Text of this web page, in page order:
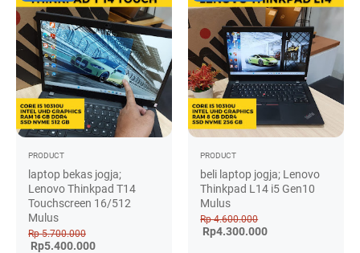
PRODUCT
laptop bekas jogja;
Lenovo Thinkpad T14
Touchscreen 16/512
Mulus
Rp 5.700.000
Rp5.400.000
PRODUCT
beli laptop jogja; Lenovo
Thinkpad L14 i5 Gen10
Mulus
Rp 4.600.000
Rp4.300.000